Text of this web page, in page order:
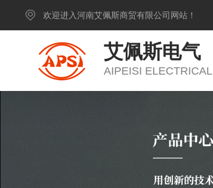
欢迎进入河南艾佩斯商贸有限公司网站！
艾佩斯电气
AIPEISI ELECTRICAL